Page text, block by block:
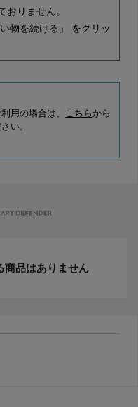
りません。
物を続ける」 をクリッ
用の場合は、 こちらから
い。
商品はありません